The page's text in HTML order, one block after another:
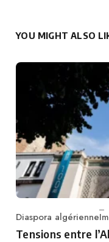
YOU MIGHT ALSO
Category
Diaspora algérienne
Tensions entre